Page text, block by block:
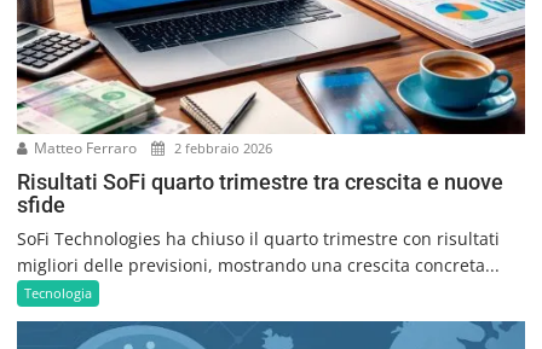
Matteo Ferraro 2 febbraio 2026
Risultati SoFi quarto trimestre tra crescita e nuove
sfide
SoFi Technologies ha chiuso il quarto trimestre con risultati
migliori delle previsioni, mostrando una crescita concreta...
Tecnologia